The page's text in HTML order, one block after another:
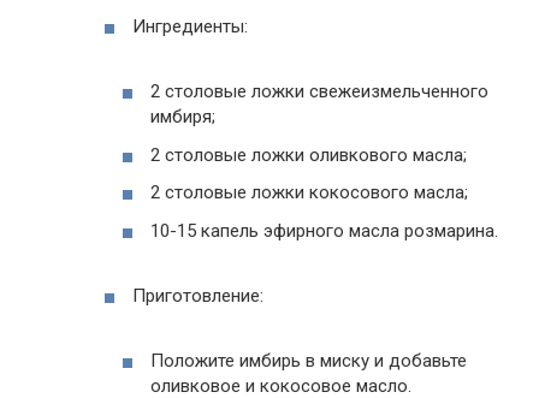
Ингредиенты:
2 столовые ложки свежеизмельченного
имбиря;
2 столовые ложки оливкового масла;
2 столовые ложки кокосового масла;
10-15 капель эфирного масла розмарина.
Приготовление:
Положите имбирь в миску и добавьте
оливковое и кокосовое масло.